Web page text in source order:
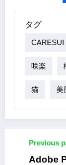
タグ
CARESUI
咲楽
猫 美
Previous
Adobe